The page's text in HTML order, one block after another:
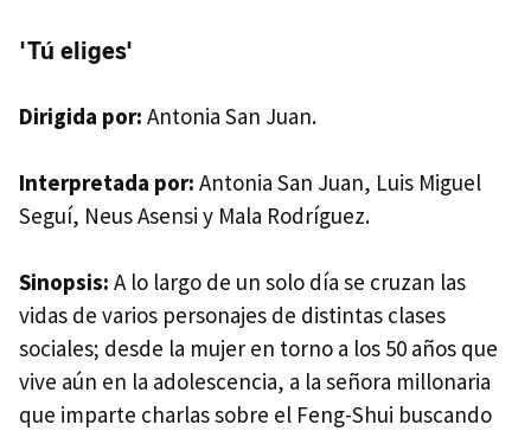
'Tú eliges'
Dirigida por: Antonia San Juan.
Interpretada por: Antonia San Juan, Luis Miguel
Seguí, Neus Asensi y Mala Rodríguez.
Sinopsis: A lo largo de un solo día se cruzan las
vidas de varios personajes de distintas clases
sociales; desde la mujer en torno a los 50 años que
vive aún en la adolescencia, a la señora millonaria
que imparte charlas sobre el Feng-Shui buscando